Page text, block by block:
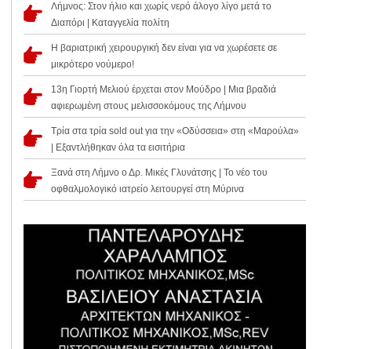
Λήμνος: Στον ήλιο και χωρίς νερό άλογο λίγο μετά το
Διαπόρι | Καταγγελία πολίτη
Η βαριατρική χειρουργική δεν είναι για να χωρέσετε σε
μικρότερο νούμερο!
13η Γιορτή Μελιού έρχεται στον Μούδρο | Μια βραδιά
αφιερωμένη στους μελισσοκόμους της Λήμνου
Τρία στα τρία sold out για την «Οδύσσεια» στη «Μαρούλα»
| Εξαντλήθηκαν όλα τα εισιτήρια
Ξανά στη Λήμνο ο Δρ. Μικές Γλυνάτσης | Το νέο του
οφθαλμολογικό ιατρείο λειτουργεί στη Μύρινα